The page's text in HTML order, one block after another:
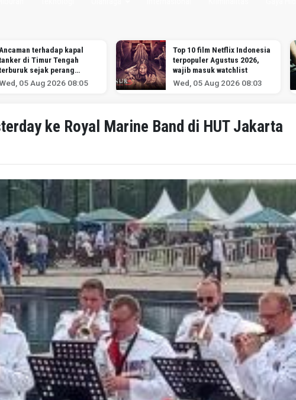
Ancaman terhadap kapal
di Timur Tengah
sejak perang
melawan Iran dimulai,
menurut analis
Wed, 05 Aug 2026 08:05
Top 10 film Netflix Indonesia
terpopuler Agustus 2026,
wajib masuk watchlist
Wed, 05 Aug 2026 08:03
ke Royal Marine Band di HUT Jakarta